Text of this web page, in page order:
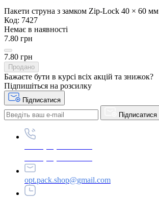
Пакети струна з замком Zip-Lock 40 × 60 мм
Код: 7427
Немає в наявності
7.80 грн
7.80 грн
Продано
Бажаєте бути в курсі всіх акцій та знижок?
Підпишіться на розсилку
Підписатися
Підписатися
opt.pack.shop@gmail.com